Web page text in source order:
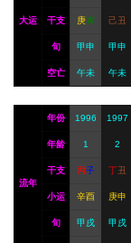
会
大运 干支 庚寅 己丑
旬 甲申 甲申
空亡 午未 午未
流年
年份 1996 1997
年龄 1 2
干支 丙子 丁丑
小运 辛酉 庚申
旬 甲戌 甲戌